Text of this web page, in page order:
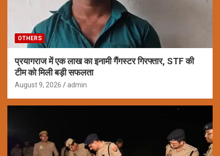
OTHERS
प्रयागराज में एक लाख का इनामी गैंगस्टर गिरफ्तार, STF की
टीम को मिली बड़ी सफलता
August 9, 2026 admin